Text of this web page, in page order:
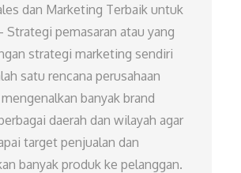
dan Marketing Terbaik untuk
Strategi pemasaran atau yang
strategi marketing sendiri
satu rencana perusahaan
banyak brand
daerah dan wilayah agar
target penjualan dan
banyak produk ke pelanggan.